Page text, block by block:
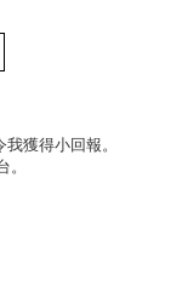
獲得小回報。